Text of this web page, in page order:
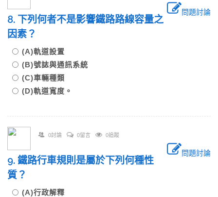
問題討論
8. 下列何者不是影響鐵路路線容量之
因素？
(A)軌道設置
(B)號誌與通訊系統
(C)車輛種類
(D)軌道寬度。
0討論 0留言 0追蹤
問題討論
9. 鐵路行車規則是屬於下列何種性
質？
(A)行政解釋